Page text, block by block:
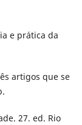
e prática da
artigos que se
27. ed. Rio